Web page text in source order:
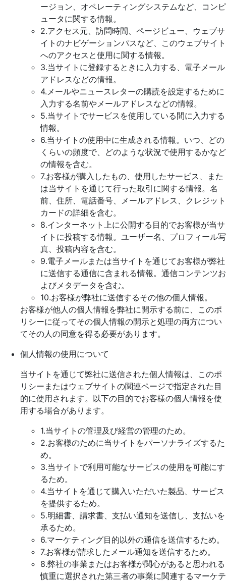
ージョン、オペレーティングシステムなど、コンピ
ュータに関する情報。
2.アクセス元、訪問時間、ページビュー、ウェブサ
イトのナビゲーションパスなど、このウェブサイト
へのアクセスと使用に関する情報。
3.当サイトに登録するときに入力する、電子メール
アドレスなどの情報。
4.メールやニュースレターの購読を設定するために
入力する名前やメールアドレスなどの情報。
5.当サイトでサービスを使用している間に入力する
情報。
6.当サイトの使用中に生成される情報。いつ、どの
くらいの頻度で、どのような状況で使用するかなど
の情報を含む。
7.お客様が購入したもの、使用したサービス、また
は当サイトを通じて行った取引に関する情報。名
前、住所、電話番号、メールアドレス、クレジット
カードの詳細を含む。
8.インターネット上に公開する目的でお客様が当サ
イトに投稿する情報。ユーザー名、プロフィール写
真、投稿内容を含む。
9.電子メールまたは当サイトを通じてお客様が弊社
に送信する通信に含まれる情報。通信コンテンツお
よびメタデータを含む。
10.お客様が弊社に送信するその他の個人情報。
お客様が他人の個人情報を弊社に開示する前に、このポ
リシーに従ってその個人情報の開示と処理の両方につい
てその人の同意を得る必要があります。
個人情報の使用について
当サイトを通じて弊社に送信された個人情報は、このポ
リシーまたはウェブサイトの関連ページで指定された目
的に使用されます。以下の目的でお客様の個人情報を使
用する場合があります。
1.当サイトの管理及び経営の管理のため。
2.お客様のために当サイトをパーソナライズするた
め。
3.当サイトで利用可能なサービスの使用を可能にす
るため。
4.当サイトを通じて購入いただいた製品、サービス
を提供するため。
5.明細書、請求書、支払い通知を送信し、支払いを
承るため。
6.マーケティング目的以外の通信を送信するため。
7.お客様が請求したメール通知を送信するため。
8.弊社の事業またはお客様が関心があると思われる
慎重に選択された第三者の事業に関連するマーケテ